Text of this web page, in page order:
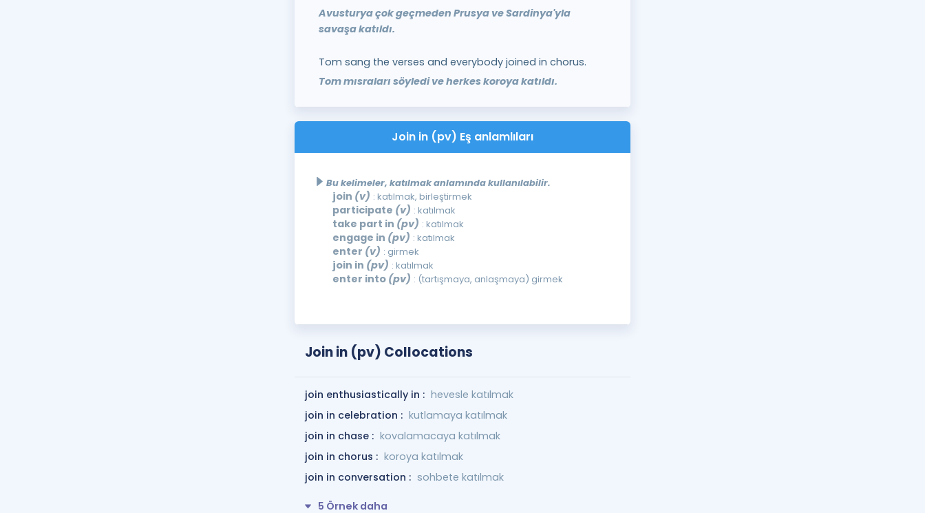
Avusturya çok geçmeden Prusya ve Sardinya'yla
savaşa katıldı.
Tom sang the verses and everybody joined in chorus.
Tom mısraları söyledi ve herkes koroya katıldı.
Join in (pv) Eş anlamlıları
Bu kelimeler, katılmak anlamında kullanılabilir.
join (v) : katılmak, birleştirmek
participate (v) : katılmak
take part in (pv) : katılmak
engage in (pv) : katılmak
enter (v) : girmek
join in (pv) : katılmak
enter into (pv) : (tartışmaya, anlaşmaya) girmek
Join in (pv) Collocations
join enthusiastically in : hevesle katılmak
join in celebration : kutlamaya katılmak
join in chase : kovalamacaya katılmak
join in chorus : koroya katılmak
join in conversation : sohbete katılmak
5 Örnek daha